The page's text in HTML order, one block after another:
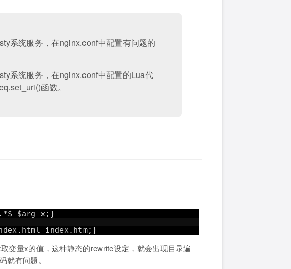
系统服务，在nginx.conf中配置有问题的
系统服务，在nginx.conf中配置的Lua代
函数。
$arg_x;}
index.htm;}
变量x的值，这种静态的rewrite设定，就会出现目录遍
就有问题。